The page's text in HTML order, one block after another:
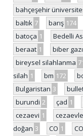
bahçeşehir
baltık 7 barış 174
batoça 1 Bedelli
beraat 1 biber gazı
bireysel silahlanma
silah 1 bm 172
Bulgaristan 3
burundi 2 çad 1
cezaevi 1
doğan 3 CO 1